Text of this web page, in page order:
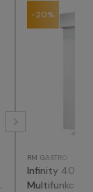
RM GASTRO
Infinity 4011
-20%